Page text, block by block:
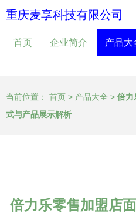
重庆麦享科技有限公司
首页 企业简介 产品大
当前位置： 首页 > 产品大全 > 倍力
式与产品展示解析
倍力乐零售加盟店